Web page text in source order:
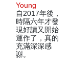
Young
自2017年後，
時隔六年才發
現好讀又開始
運作了，真的
充滿深深感
謝。